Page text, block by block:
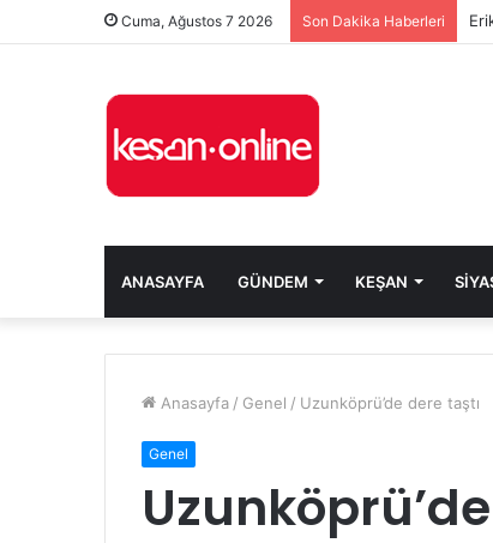
Cuma, Ağustos 7 2026 Son Dakika Haberleri
ANASAYFA GÜNDEM KEŞAN
Anasayfa / Genel / Uzunköprü’de dere taştı
Genel